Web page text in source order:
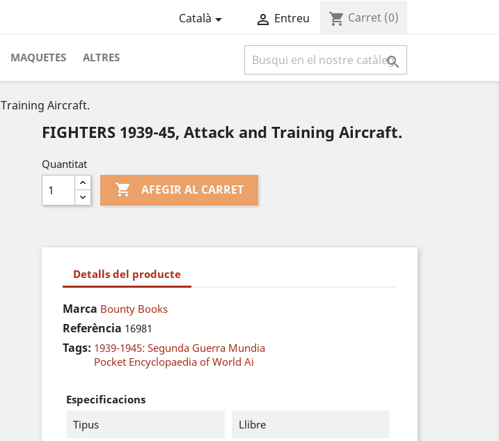
Català  Entreu shopping_cart Carret (0)
MAQUETES ALTRES 
Training Aircraft.
FIGHTERS 1939-45, Attack and Training Aircraft.
Quantitat
 AFEGIR AL CARRET
Detalls del producte
Marca Bounty Books
Referència 16981
Tags: 1939-1945: Segunda Guerra Mundia
Pocket Encyclopaedia of World Ai
Especificacions
Tipus
Llibre